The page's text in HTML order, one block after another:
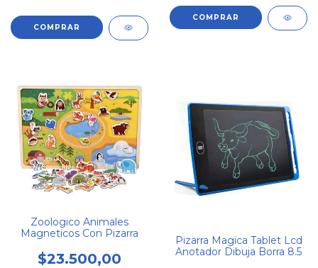
COMPRAR
Zoologico Animales
Magneticos Con Pizarra
$23.500,00
Pizarra Magica Tablet Lcd
Anotador Dibuja Borra 8.5